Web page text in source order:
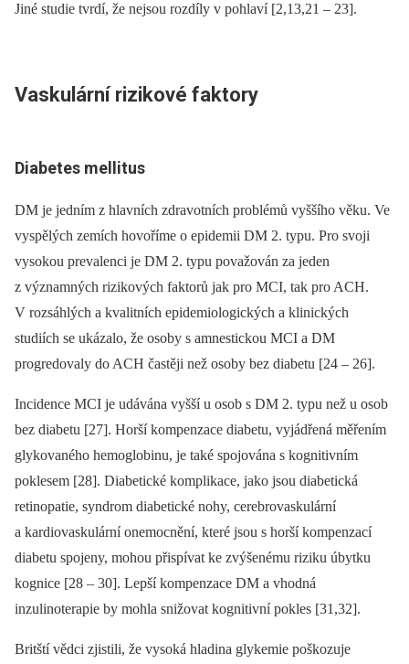
Jiné studie tvrdí, že nejsou rozdíly v pohlaví [2,13,21 –⁠ 23].
Vaskulární rizikové faktory
Diabetes mellitus
DM je jedním z hlavních zdravotních problémů vyššího věku. Ve
vyspělých zemích hovoříme o epidemii DM 2. typu. Pro svoji
vysokou prevalenci je DM 2. typu považován za jeden
z významných rizikových faktorů jak pro MCI, tak pro ACH.
V rozsáhlých a kvalitních epidemiologických a klinických
studiích se ukázalo, že osoby s amnestickou MCI a DM
progredovaly do ACH častěji než osoby bez diabetu [24 –⁠ 26].
Incidence MCI je udávána vyšší u osob s DM 2. typu než u osob
bez diabetu [27]. Horší kompenzace diabetu, vyjádřená měřením
glykovaného hemoglobinu, je také spojována s kognitivním
poklesem [28]. Diabetické komplikace, jako jsou diabetická
retinopatie, syndrom diabetické nohy, cerebrovaskulární
a kardiovaskulární onemocnění, které jsou s horší kompenzací
diabetu spojeny, mohou přispívat ke zvýšenému riziku úbytku
kognice [28 –⁠ 30]. Lepší kompenzace DM a vhodná
inzulinoterapie by mohla snižovat kognitivní pokles [31,32].
Britští vědci zjistili, že vysoká hladina glykemie poškozuje